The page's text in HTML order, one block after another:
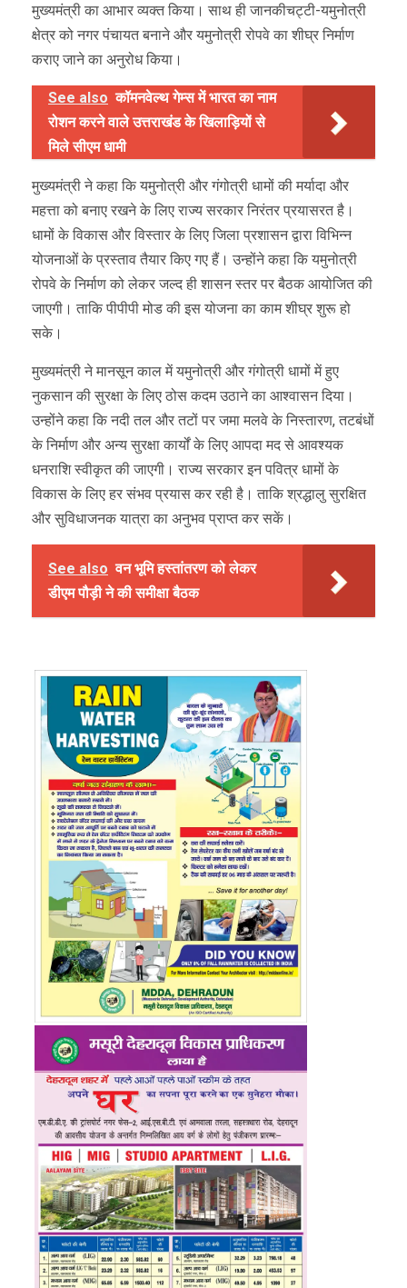
मुख्यमंत्री का आभार व्यक्त किया। साथ ही जानकीचट्टी-यमुनोत्री
क्षेत्र को नगर पंचायत बनाने और यमुनोत्री रोपवे का शीघ्र निर्माण
कराए जाने का अनुरोध किया।
See also कॉमनवेल्थ गेम्स में भारत का नाम
रोशन करने वाले उत्तराखंड के खिलाड़ियों से
मिले सीएम धामी
मुख्यमंत्री ने कहा कि यमुनोत्री और गंगोत्री धामों की मर्यादा और
महत्ता को बनाए रखने के लिए राज्य सरकार निरंतर प्रयासरत है।
धामों के विकास और विस्तार के लिए जिला प्रशासन द्वारा विभिन्न
योजनाओं के प्रस्ताव तैयार किए गए हैं। उन्होंने कहा कि यमुनोत्री
रोपवे के निर्माण को लेकर जल्द ही शासन स्तर पर बैठक आयोजित की
जाएगी। ताकि पीपीपी मोड की इस योजना का काम शीघ्र शुरू हो
सके।
मुख्यमंत्री ने मानसून काल में यमुनोत्री और गंगोत्री धामों में हुए
नुकसान की सुरक्षा के लिए ठोस कदम उठाने का आश्वासन दिया।
उन्होंने कहा कि नदी तल और तटों पर जमा मलवे के निस्तारण, तटबंधों
के निर्माण और अन्य सुरक्षा कार्यों के लिए आपदा मद से आवश्यक
धनराशि स्वीकृत की जाएगी। राज्य सरकार इन पवित्र धामों के
विकास के लिए हर संभव प्रयास कर रही है। ताकि श्रद्धालु सुरक्षित
और सुविधाजनक यात्रा का अनुभव प्राप्त कर सकें।
See also वन भूमि हस्तांतरण को लेकर
डीएम पौड़ी ने की समीक्षा बैठक